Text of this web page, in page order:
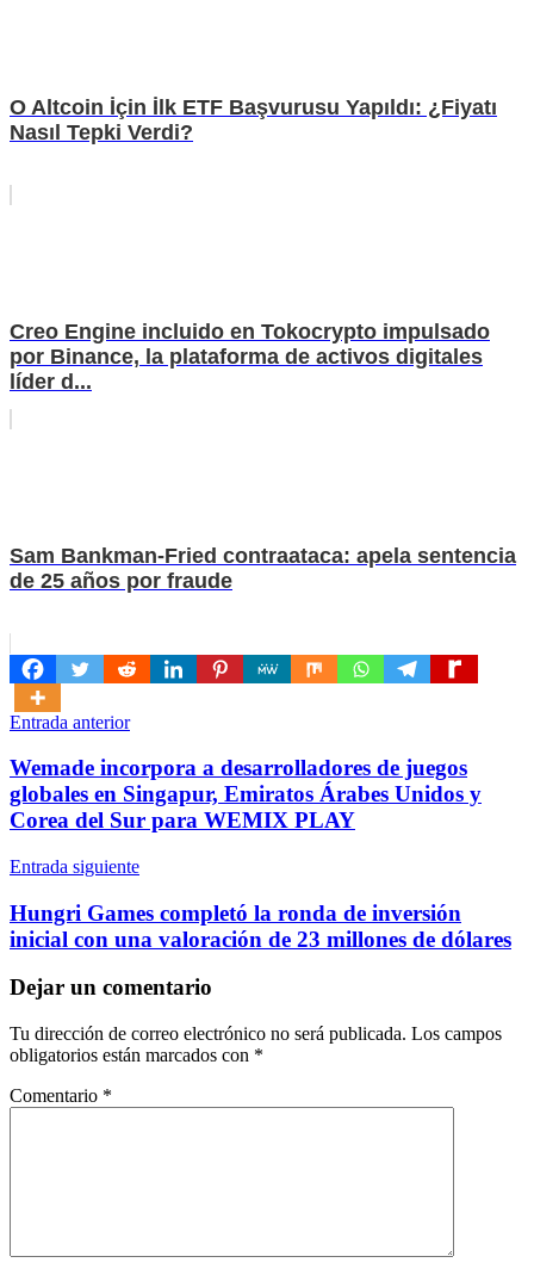
O Altcoin İçin İlk ETF Başvurusu Yapıldı: ¿Fiyatı
Nasıl Tepki Verdi?
Creo Engine incluido en Tokocrypto impulsado
por Binance, la plataforma de activos digitales
líder d...
Sam Bankman-Fried contraataca: apela sentencia
de 25 años por fraude
Navegación
de
entradas
Entrada anterior
Wemade incorpora a desarrolladores de juegos
globales en Singapur, Emiratos Árabes Unidos y
Corea del Sur para WEMIX PLAY
Entrada siguiente
Hungri Games completó la ronda de inversión
inicial con una valoración de 23 millones de dólares
Dejar un comentario
Tu dirección de correo electrónico no será publicada. Los campos
obligatorios están marcados con *
Comentario *